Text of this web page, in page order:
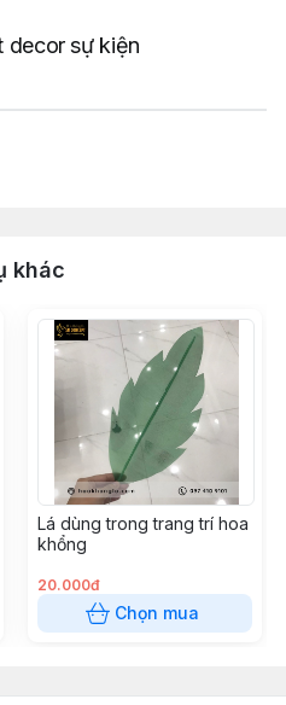
decor sự kiện
khác
Lá dùng trong trang trí hoa
khổng
20.000đ
Chọn mua